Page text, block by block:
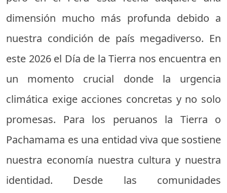
dimensión mucho más profunda debido a
nuestra condición de país megadiverso. En
este 2026 el Día de la Tierra nos encuentra en
un momento crucial donde la urgencia
climática exige acciones concretas y no solo
promesas. Para los peruanos la Tierra o
Pachamama es una entidad viva que sostiene
nuestra economía nuestra cultura y nuestra
identidad. Desde las comunidades